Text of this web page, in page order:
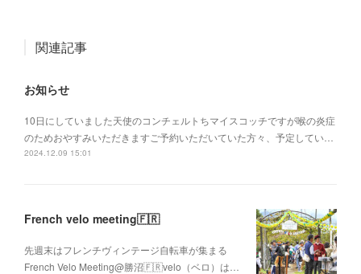
関連記事
お知らせ
10日にしていました天使のコンチェルトちマイスコッチですが喉の炎症
のためおやすみいただきますご予約いただいていた方々、予定してい…
2024.12.09 15:01
French velo meeting🇫🇷
先週末はフレンチヴィンテージ自転車が集まる
French Velo Meeting@勝沼🇫🇷velo（ベロ）は…